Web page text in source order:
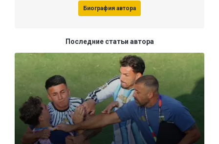
Биография автора
Последние статьи автора